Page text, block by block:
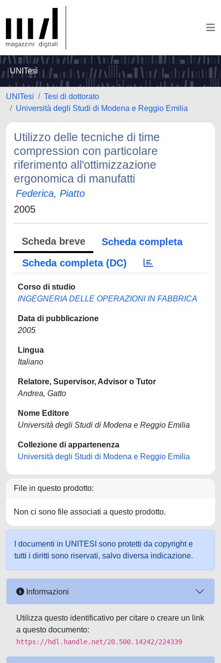
UNITesi
UNITesi
Tesi di dottorato
Università degli Studi di Modena e Reggio Emilia
Utilizzo delle tecniche di time
compression con particolare
riferimento all'ottimizzazione
ergonomica di manufatti
Federica, Piatto
2005
Scheda breve
Scheda completa
Scheda completa (DC)
Corso di studio
INGEGNERIA DELLE OPERAZIONI IN FABBRICA
Data di pubblicazione
2005
Lingua
Italiano
Relatore, Supervisor, Advisor o Tutor
Andrea, Gatto
Nome Editore
Università degli Studi di Modena e Reggio Emilia
Collezione di appartenenza
Università degli Studi di Modena e Reggio Emilia
File in questo prodotto:
Non ci sono file associati a questo prodotto.
I documenti in UNITESI sono protetti da copyright e
tutti i diritti sono riservati, salvo diversa indicazione.
Informazioni
Utilizza questo identificativo per citare o creare un link
a questo documento:
https://hdl.handle.net/20.500.14242/224339